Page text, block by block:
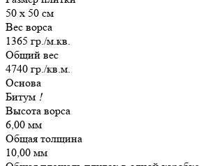
50 х 50 см
Вес ворса
1365 гр./м.кв.
Общий вес
4740 гр./кв.м.
Основа
Битум !
Высота ворса
6,00 мм
Общая толщина
10,00 мм